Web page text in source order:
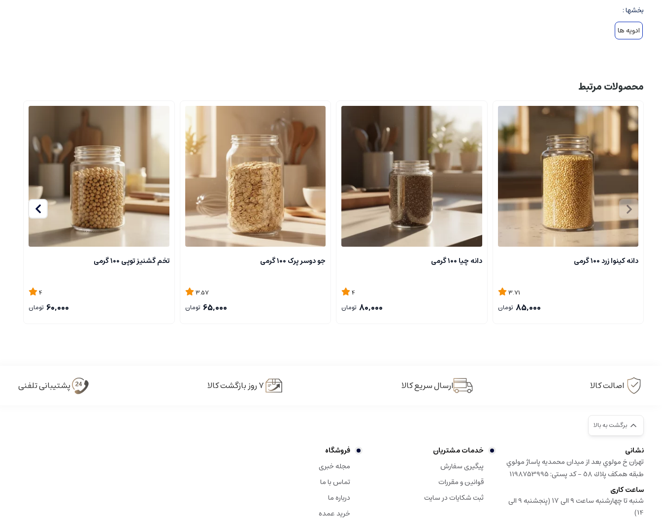
بخشها :
ادویه ها
محصولات مرتبط
دانه کینوا زرد ۱۰۰ گرمی
3.71
85,000 تومان
دانه چیا ۱۰۰ گرمی
4
80,000 تومان
جو دوسر پرک ۱۰۰ گرمی
3.57
65,000 تومان
تخم گشنیز توپی ۱۰۰ گرمی
4
60,000 تومان
اصالت کالا ارسال سریع کالا ۷ روز بازگشت کالا پشتیبانی تلفنی
برگشت به بالا
نشانی
تهران خ مولوي بعد از ميدان محمديه پاساژ مولوي
طبقه همكف پلاك ٥٨ - کد پستی: 1198753995
ساعت کاری
شنبه تا چهارشنبه ساعت ۹ الی ۱۷ (پنجشنبه 9 الی
14)
خدمات مشتریان
پیگیری سفارش
قوانین و مقررات
ثبت شکایات در سایت
فروشگاه
مجله خبری
تماس با ما
درباره ما
خرید عمده